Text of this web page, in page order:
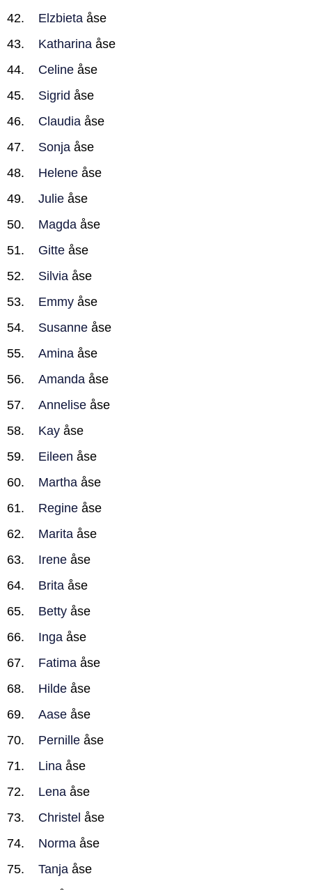
Elzbieta åse
Katharina åse
Celine åse
Sigrid åse
Claudia åse
Sonja åse
Helene åse
Julie åse
Magda åse
Gitte åse
Silvia åse
Emmy åse
Susanne åse
Amina åse
Amanda åse
Annelise åse
Kay åse
Eileen åse
Martha åse
Regine åse
Marita åse
Irene åse
Brita åse
Betty åse
Inga åse
Fatima åse
Hilde åse
Aase åse
Pernille åse
Lina åse
Lena åse
Christel åse
Norma åse
Tanja åse